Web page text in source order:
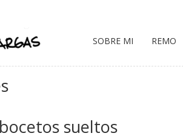
SOBRE MI REMO
sueltos